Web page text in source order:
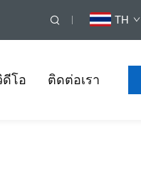
TH
ดีโอ ติดต่อเรา